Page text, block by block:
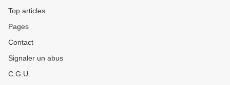
Top articles
Pages
Contact
Signaler un abus
C.G.U.